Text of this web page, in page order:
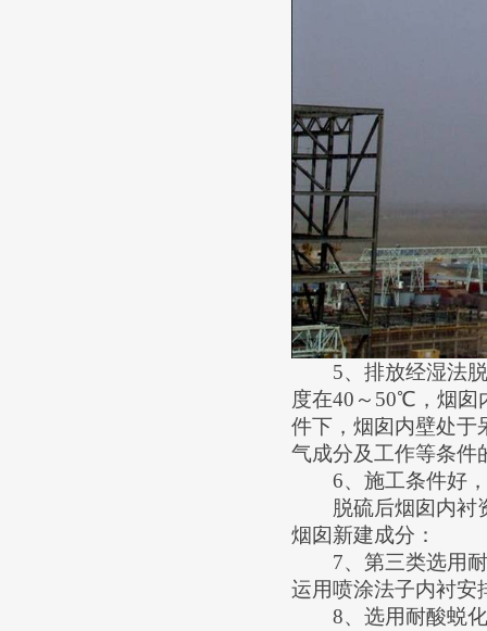
5、排放经湿法
度在40 ～ 50℃，烟囱
件下，烟囱内壁处于
气成分及工作等条件
6、施工条件好
脱硫后烟囱内衬资
烟囱新建成分：
7、第三类选用
运用喷涂法子内衬安
8、选用耐酸蜕